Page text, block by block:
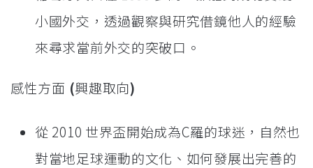
小國外交，透過觀察與研究借鏡他人的經驗
來尋求當前外交的突破口。
感性方面 (興趣取向)
從 2010 世界盃開始成為C羅的球迷，自然也
對當地足球運動的文化、如何發展出完善的